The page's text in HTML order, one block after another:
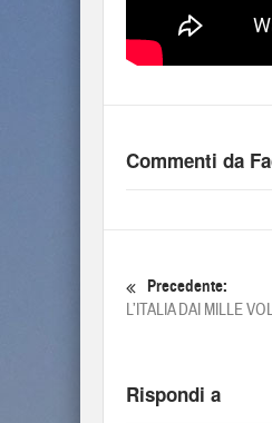
Commenti da
Precedente:
L’ITALIA DAI MILLE
Rispondi a